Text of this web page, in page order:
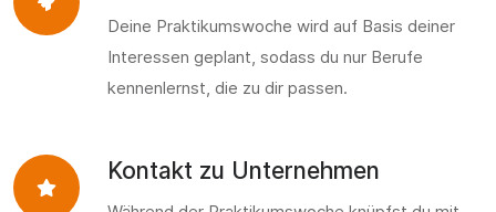
Deine Praktikumswoche wird auf Basis deiner
Interessen geplant, sodass du nur Berufe
kennenlernst, die zu dir passen.
Kontakt zu Unternehmen